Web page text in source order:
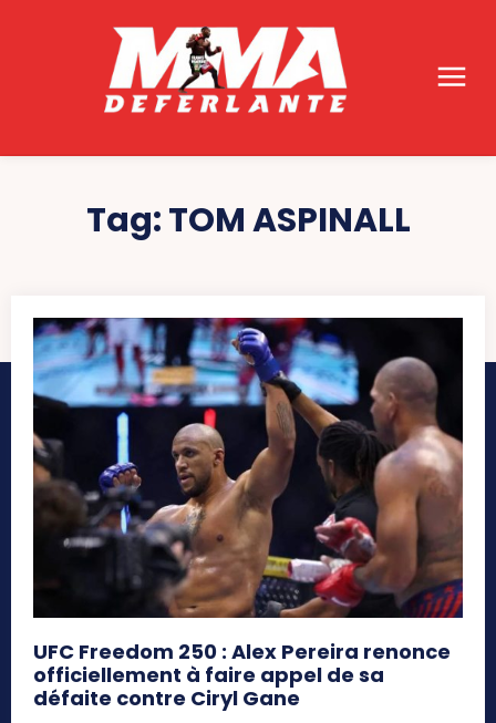
Tag:TOM ASPINALL
UFC Freedom 250 : Alex Pereira renonce
officiellement à faire appel de sa
défaite contre Ciryl Gane